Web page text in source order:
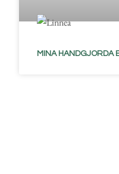
MINA HANDGJORDA